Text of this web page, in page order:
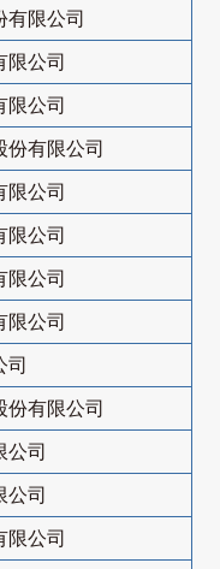
有限公司
限公司
限公司
份有限公司
限公司
限公司
限公司
限公司
司
份有限公司
公司
公司
限公司